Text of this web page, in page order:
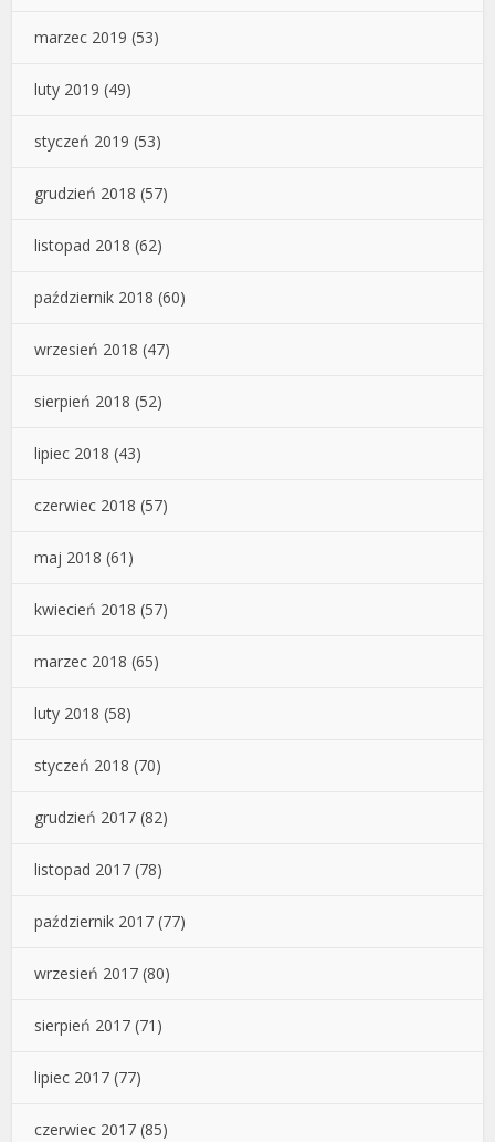
marzec 2019 (53)
luty 2019 (49)
styczeń 2019 (53)
grudzień 2018 (57)
listopad 2018 (62)
październik 2018 (60)
wrzesień 2018 (47)
sierpień 2018 (52)
lipiec 2018 (43)
czerwiec 2018 (57)
maj 2018 (61)
kwiecień 2018 (57)
marzec 2018 (65)
luty 2018 (58)
styczeń 2018 (70)
grudzień 2017 (82)
listopad 2017 (78)
październik 2017 (77)
wrzesień 2017 (80)
sierpień 2017 (71)
lipiec 2017 (77)
czerwiec 2017 (85)